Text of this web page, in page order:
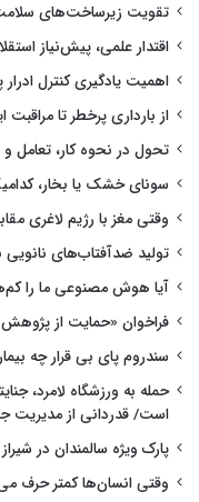
تقویت زیرساخت‌های
اقتدار علمی، پیش‌نیاز
اهمیت یادگیری کنترل ادرار پیش
از بارداری پرخطر تا مراقبت
تحول در نحوه کار، تعامل
سونای خشک یا بخار،
وقتی مغز با رژیم لاغری
تولید ضدآفتاب‌های نانویی
آیا هوش مصنوعی ما را
فراخوان «حمایت از
سندروم پای بی قرار چه
حمله به ورزشگاه لامرد،
است/ قدردانی از مدیریت
پارک ویژه سالمندان در
وقتی انسان‌ها کمتر حرف